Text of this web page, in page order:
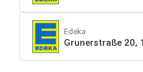
Edeka
Grunerstraße 20,